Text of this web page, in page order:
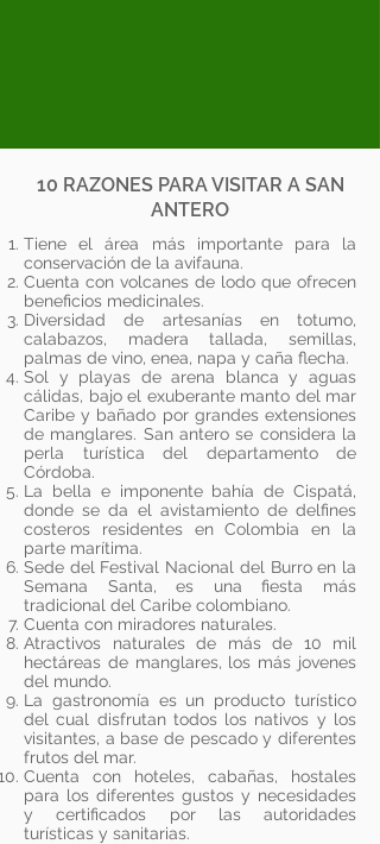
10 RAZONES PARA VISITAR A SAN
ANTERO
Tiene el área más importante para la
conservación de la avifauna.
Cuenta con volcanes de lodo que ofrecen
beneficios medicinales.
Diversidad de artesanías en totumo,
calabazos, madera tallada, semillas,
palmas de vino, enea, napa y caña flecha.
Sol y playas de arena blanca y aguas
cálidas, bajo el exuberante manto del mar
Caribe y bañado por grandes extensiones
de manglares. San antero se considera la
perla turística del departamento de
Córdoba.
La bella e imponente bahía de Cispatá,
donde se da el avistamiento de delfines
costeros residentes en Colombia en la
parte marítima.
Sede del Festival Nacional del Burro en la
Semana Santa, es una fiesta más
tradicional del Caribe colombiano.
Cuenta con miradores naturales.
Atractivos naturales de más de 10 mil
hectáreas de manglares, los más jovenes
del mundo.
La gastronomía es un producto turístico
del cual disfrutan todos los nativos y los
visitantes, a base de pescado y diferentes
frutos del mar.
Cuenta con hoteles, cabañas, hostales
para los diferentes gustos y necesidades
y certificados por las autoridades
turísticas y sanitarias.